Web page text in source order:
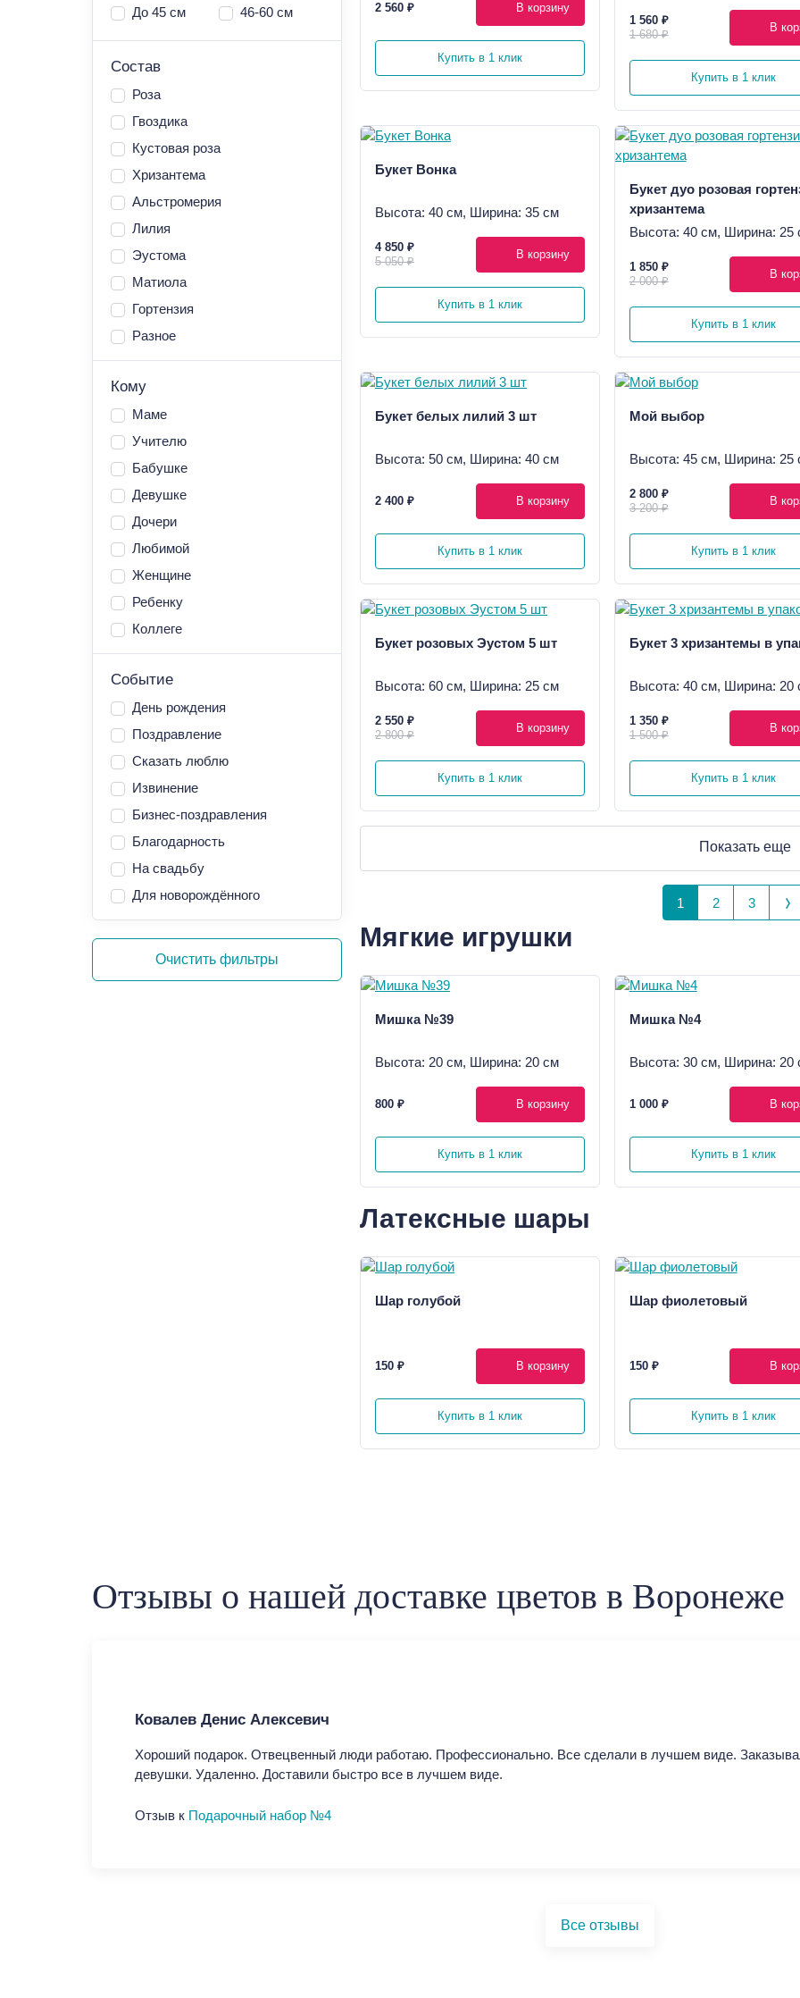
До 45 см
46-60 см
Состав
Роза
Гвоздика
Кустовая роза
Хризантема
Альстромерия
Лилия
Эустома
Матиола
Гортензия
Разное
Кому
Маме
Учителю
Бабушке
Девушке
Дочери
Любимой
Женщине
Ребенку
Коллеге
Событие
День рождения
Поздравление
Сказать люблю
Извинение
Бизнес-поздравления
Благодарность
На свадьбу
Для новорождённого
Очистить фильтры
2 560 ₽ В корзину
Купить в 1 клик
1 560 ₽
1 680 ₽
В
Купить в 1 клик
Букет Вонка
Высота: 40 см, Ширина: 35 см
4 850 ₽
5 050 ₽
В корзину
Купить в 1 клик
Букет дуо розовая
хризантема
Высота: 40 см, Ширина: 25
1 850 ₽
2 000 ₽
В
Купить в 1 клик
Букет белых лилий 3 шт
Высота: 50 см, Ширина: 40 см
2 400 ₽ В корзину
Купить в 1 клик
Мой выбор
Высота: 45 см, Ширина: 25
2 800 ₽
3 200 ₽
В
Купить в 1 клик
Букет розовых Эустом 5 шт
Высота: 60 см, Ширина: 25 см
2 550 ₽
2 800 ₽
В корзину
Купить в 1 клик
Букет 3 хризантемы в
Высота: 40 см, Ширина: 20
1 350 ₽
1 500 ₽
В
Купить в 1 клик
Показать еще
1 2 3
Мягкие игрушки
Мишка №39
Высота: 20 см, Ширина: 20 см
800 ₽ В корзину
Купить в 1 клик
Мишка №4
Высота: 30 см, Ширина: 20
1 000 ₽ В
Купить в 1 клик
Латексные шары
Шар голубой
150 ₽ В корзину
Купить в 1 клик
Шар фиолетовый
150 ₽ В
Купить в 1 клик
Отзывы о нашей доставке цветов в Воронеже
Ковалев Денис Алексевич
Хороший подарок. Отвецвенный люди работаю. Профессионально. Все сделали в лучшем виде.
девушки. Удаленно. Доставили быстро все в лучшем виде.
Отзыв к Подарочный набор №4
Все отзывы